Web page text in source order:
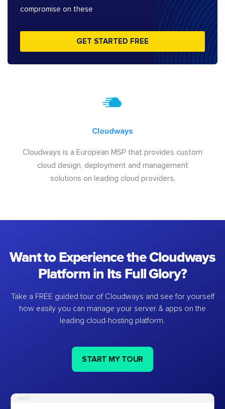
compromise on these
GET STARTED FREE
Cloudways
Cloudways is a European MSP that provides custom
cloud design, deployment and management
solutions on leading cloud providers.
Want to Experience the Cloudways
Platform in Its Full Glory?
Take a FREE guided tour of Cloudways and see for yourself
how easily you can manage your server & apps on the
leading cloud-hosting platform.
START MY TOUR